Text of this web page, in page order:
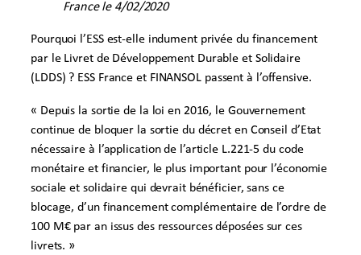
France le 4/02/2020
Pourquoi l’ESS est-elle indument privée du financement
par le Livret de Développement Durable et Solidaire
(LDDS) ? ESS France et FINANSOLpassent à l’offensive.
« Depuis la sortie de la loi en 2016, le Gouvernement
continue de bloquer la sortie du décret en Conseil d’Etat
nécessaire à l’application de l’article L.221-5 du code
monétaire et financier, le plus important pour l’économie
sociale et solidaire qui devrait bénéficier, sans ce
blocage, d’un financement complémentaire de l’ordre de
100 M€ par an issus des ressources déposées sur ces
livrets. »